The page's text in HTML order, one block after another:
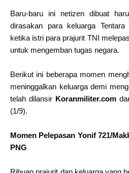
Baru-baru ini netizen dibuat
dirasakan para keluarga
ketika istri para prajurit TNI
untuk mengemban tugas negara.
Berikut ini beberapa momen
meninggalkan keluarga demi
telah dilansir Koranmiliter.com
(1/9).
Momen Pelepasan Yonif 721/
PNG